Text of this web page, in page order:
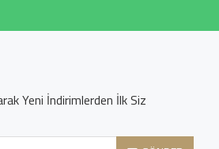
Yeni İndirimlerden İlk Siz